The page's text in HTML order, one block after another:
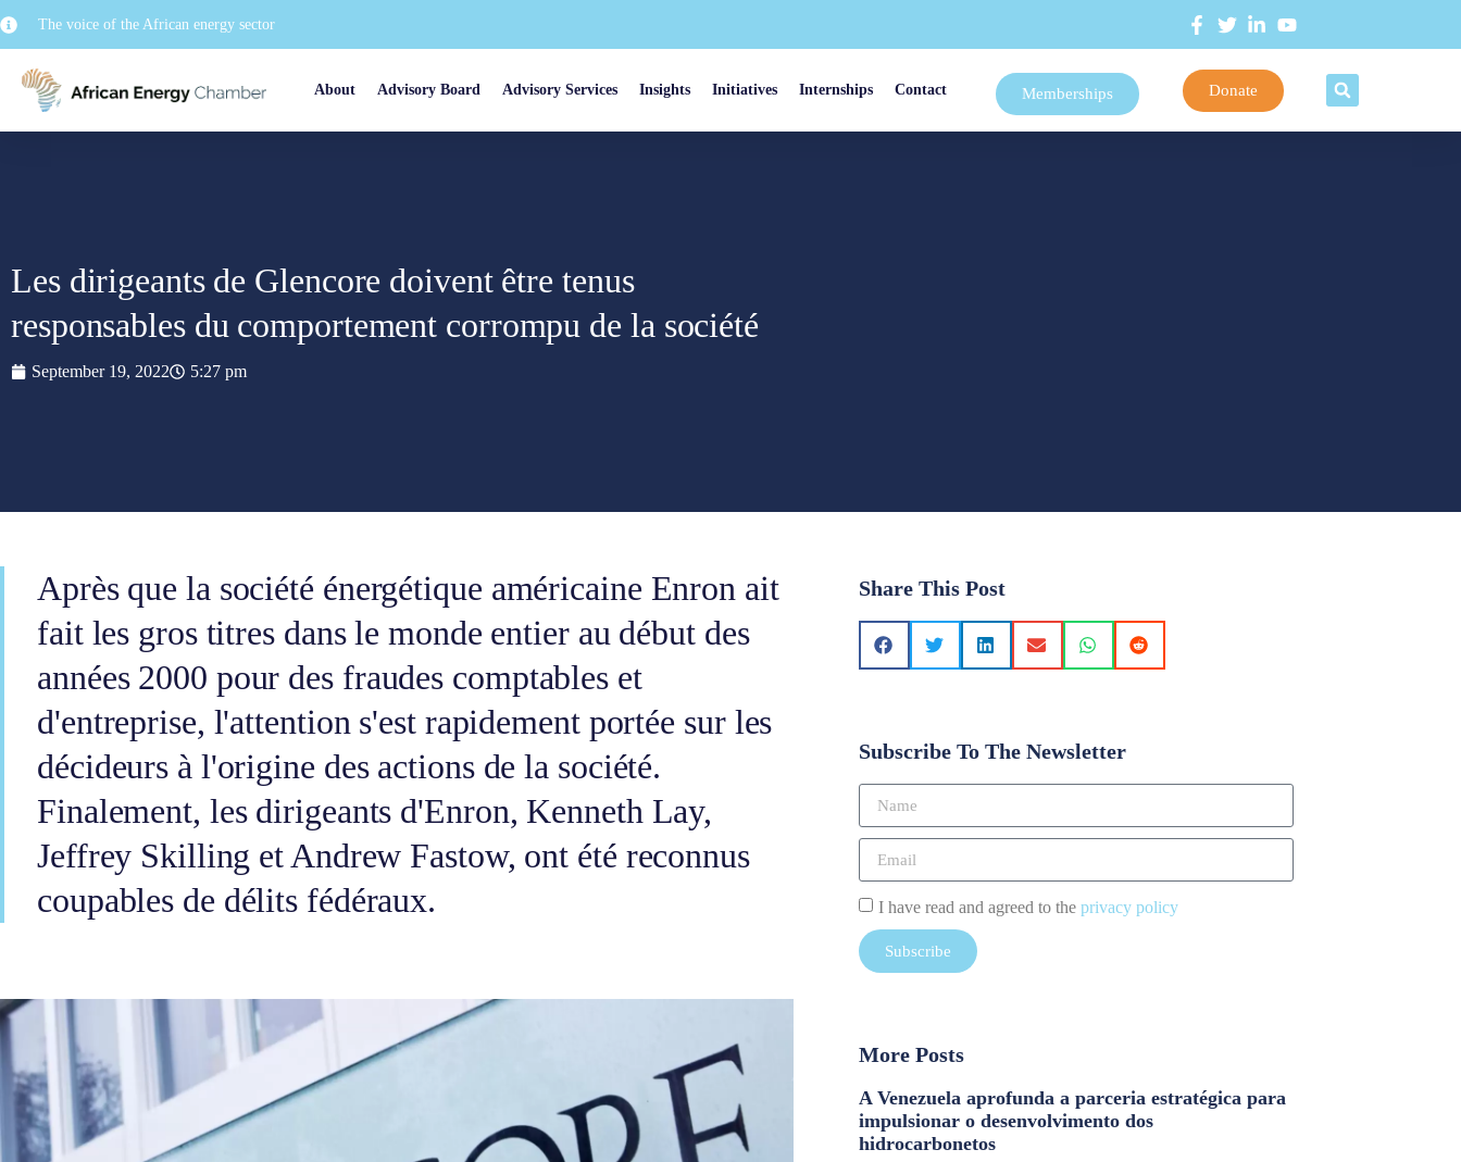
The voice of the African energy sector
About Advisory Board Advisory Services Insights Initiatives Internships Contact Memberships Donate
Les dirigeants de Glencore doivent être tenus
responsables du comportement corrompu de la société
September 19, 2022 5:27 pm
Après que la société énergétique américaine Enron ait
fait les gros titres dans le monde entier au début des
années 2000 pour des fraudes comptables et
d'entreprise, l'attention s'est rapidement portée sur les
décideurs à l'origine des actions de la société.
Finalement, les dirigeants d'Enron, Kenneth Lay,
Jeffrey Skilling et Andrew Fastow, ont été reconnus
coupables de délits fédéraux.
Share This Post
Subscribe To The Newsletter
I have read and agreed to the privacy policy
Subscribe
More Posts
A Venezuela aprofunda a parceria estratégica para
impulsionar o desenvolvimento dos
hidrocarbonetos